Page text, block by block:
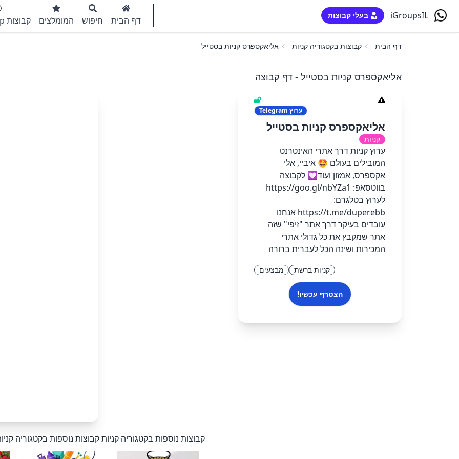
iGroupsIL בעלי קבוצות דף הבית חיפוש המומלצים קבוצות WhatsApp
דף הבית קבוצות בקטגוריה קניות אליאקספרס קניות בסטייל
אליאקספרס קניות בסטייל - דף קבוצה
ערוץ
אליאקספרס קניות בסטייל
קניות
ערוץ קניות דרך אתרי האינטרנט
המובילים בעולם 🤩 איביי, אלי
אקספרס, אמזון ועוד💟 לקבוצה
בווטסאפ: https://goo.gl/nbYZa1
לערוץ בטלגרם:
https://t.me/duperebb אנחנו
עובדים בעיקר דרך אתר "זיפי" שזה
אתר שמקבץ את כל גדולי אתרי
המכירות ושינה הכל לעברית ברורה
קניות ברשת מבצעים
הצטרף עכשיו!
קבוצות נוספות בקטגוריה קניותקבוצות נוספות בקטגוריה